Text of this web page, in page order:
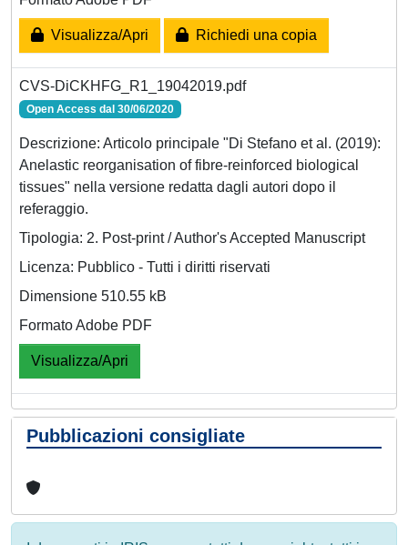
Visualizza/Apri Richiedi una copia
CVS-DiCKHFG_R1_19042019.pdf
Open Access dal 30/06/2020
Descrizione: Articolo principale "Di Stefano et al. (2019):
Anelastic reorganisation of fibre-reinforced biological
tissues" nella versione redatta dagli autori dopo il
referaggio.
Tipologia: 2. Post-print / Author's Accepted Manuscript
Licenza: Pubblico - Tutti i diritti riservati
Dimensione 510.55 kB
Formato Adobe PDF
Visualizza/Apri
Pubblicazioni consigliate